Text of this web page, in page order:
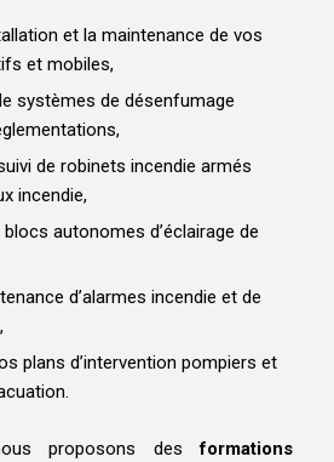
et la maintenance de vos
et mobiles,
systèmes de désenfumage
de robinets incendie armés
incendie,
autonomes d’éclairage de
d’alarmes incendie et de
plans d’intervention pompiers et
proposons desformations